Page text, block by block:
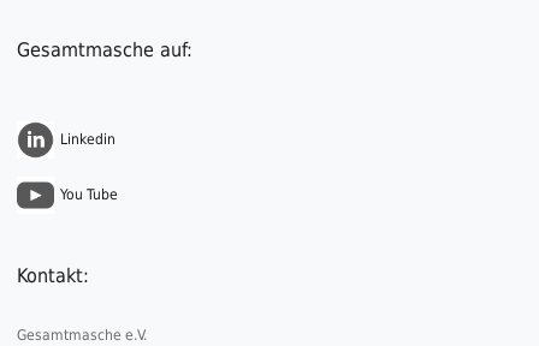
Gesamtmasche auf:
Linkedin
You Tube
Kontakt:
Gesamtmasche e.V.